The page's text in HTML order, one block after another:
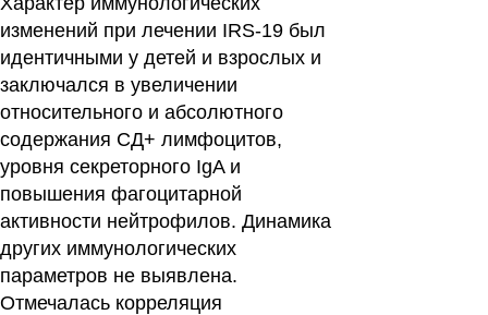
изменений при лечении IRS-19 был
идентичными у детей и взрослых и
заключался в увеличении
относительного и абсолютного
содержания CД+ лимфоцитов,
уровня секреторного IgA и
повышения фагоцитарной
активности нейтрофилов. Динамика
других иммунологических
параметров не выявлена.
Отмечалась корреляция